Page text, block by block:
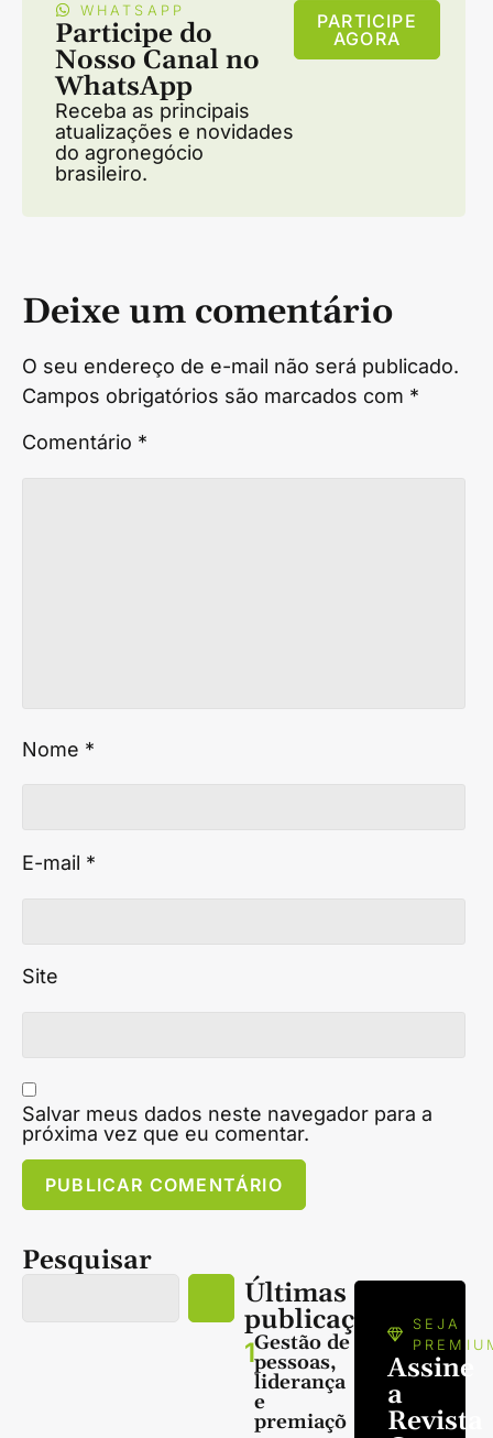
WHATSAPP
Participe do
Nosso Canal no
WhatsApp
Receba as principais
atualizações e novidades
do agronegócio
brasileiro.
PARTICIPE
AGORA
Deixe um comentário
O seu endereço de e-mail não será publicado.
Campos obrigatórios são marcados com *
Comentário *
Nome *
E-mail *
Site
Salvar meus dados neste navegador para a
próxima vez que eu comentar.
Pesquisar
Últimas
publicações
1Gestão de
pessoas,
liderança
e
premiaçõ
SEJA
Assine
a
Revista